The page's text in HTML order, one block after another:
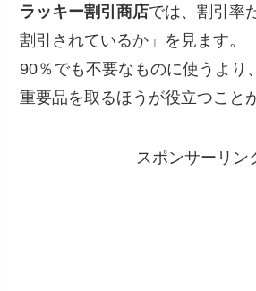
ラッキー割引商店では、割引率
割引されているか」を見ます。
90％でも不要なものに使うより
重要品を取るほうが役立つこと
スポンサーリン